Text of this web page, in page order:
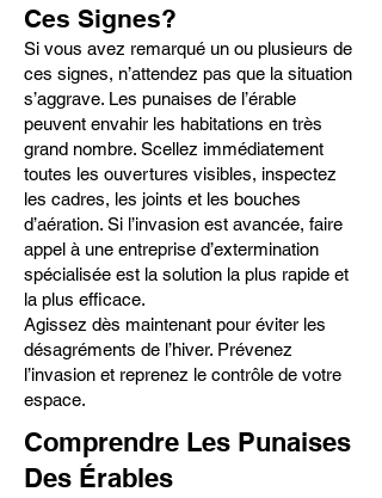
Ces Signes?
Si vous avez remarqué un ou plusieurs de
ces signes, n’attendez pas que la situation
s’aggrave. Les punaises de l’érable
peuvent envahir les habitations en très
grand nombre. Scellez immédiatement
toutes les ouvertures visibles, inspectez
les cadres, les joints et les bouches
d’aération. Si l’invasion est avancée, faire
appel à une entreprise d’extermination
spécialisée est la solution la plus rapide et
la plus efficace.
Agissez dès maintenant pour éviter les
désagréments de l’hiver. Prévenez
l’invasion et reprenez le contrôle de votre
espace.
Comprendre Les Punaises
Des Érables